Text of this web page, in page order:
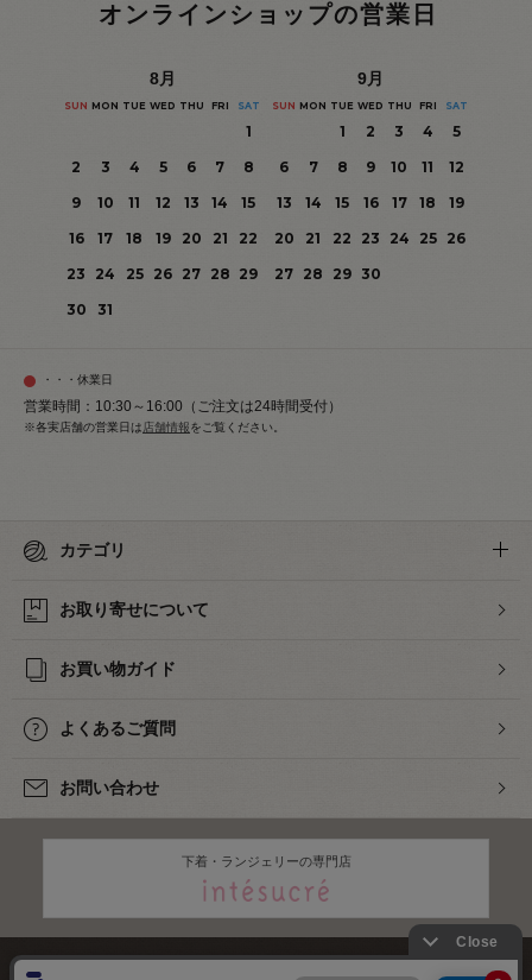
オンラインショップの営業日
8月
SUN MON TUE WED THU FRI SAT
1
2
3 4 5 6 7
8
9
10 11 12 13 14
15
16
17 18 19 20 21
22
23
24 25 26 27 28 29
30
31
9月
SUN MON TUE WED THU FRI SAT
1 2 3 4
5
6
7 8 9 10 11
12
13
14 15 16 17 18
19
20
21 22 23 24 25
26
27 28 29 30
・・・休業日
営業時間：10:30～16:00（ご注文は24時間受付）
※各実店舗の営業日は店舗情報をご覧ください。
カテゴリ
お取り寄せについて
お買い物ガイド
よくあるご質問
お問い合わせ
下着・ランジェリーの専門店